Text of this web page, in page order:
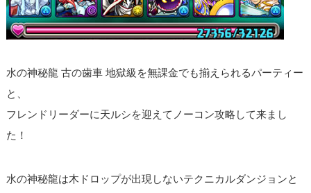
水の神秘龍 古の歯車 地獄級を無課金でも揃えられるパーティー
と、
フレンドリーダーに天ルシを迎えてノーコン攻略して来まし
た！
水の神秘龍は木ドロップが出現しないテクニカルダンジョンと